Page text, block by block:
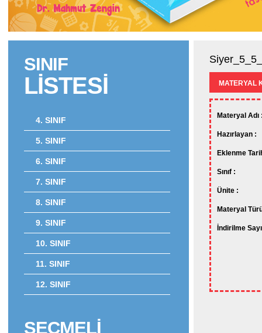
SINIF
LİSTESİ
4. SINIF
5. SINIF
6. SINIF
7. SINIF
8. SINIF
9. SINIF
10. SINIF
11. SINIF
12. SINIF
SEÇMELİ
MATERYAL
Materyal Adı
Hazırlayan :
Eklenme
Sınıf :
Ünite :
Materyal
İndirilme